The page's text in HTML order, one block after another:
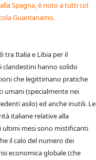
Spagna, è noto a tutti col
Guantanamo.
tra Italia e Libia per il
clandestini hanno solido
che legittimano pratiche
umani (specialmente nei
asilo) ed anche inutili. Le
italiane relative alla
ultimi mesi sono mistificanti
il calo del numero dei
economica globale (che